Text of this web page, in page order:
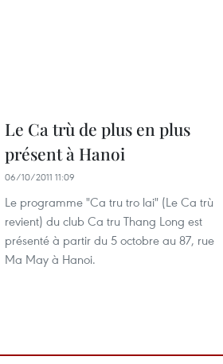
Le Ca trù de plus en plus
présent à Hanoi
06/10/2011 11:09
Le programme "Ca tru tro lai" (Le Ca trù
revient) du club Ca tru Thang Long est
présenté à partir du 5 octobre au 87, rue
Ma May à Hanoi.